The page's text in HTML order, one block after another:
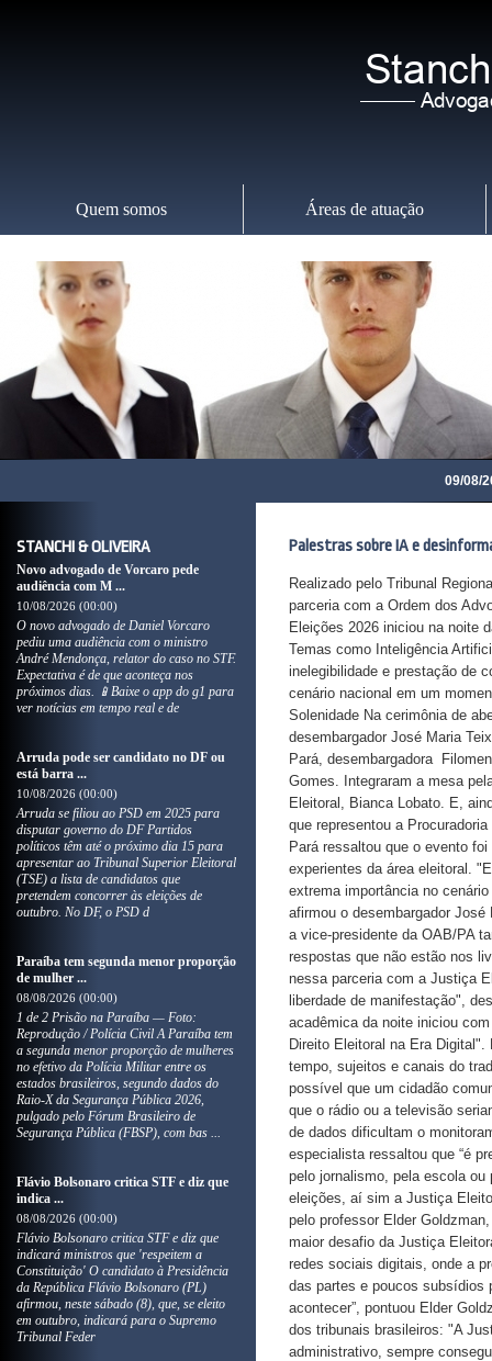
Quem somos Áreas de atuação
09/08/
STANCHI & OLIVEIRA
Novo advogado de Vorcaro pede
audiência com M ...
10/08/2026 (00:00)
O novo advogado de Daniel Vorcaro
pediu uma audiência com o ministro
André Mendonça, relator do caso no STF.
Expectativa é de que aconteça nos
próximos dias. 📱Baixe o app do g1 para
ver notícias em tempo real e de
Arruda pode ser candidato no DF ou
está barra ...
10/08/2026 (00:00)
Arruda se filiou ao PSD em 2025 para
disputar governo do DF Partidos
políticos têm até o próximo dia 15 para
apresentar ao Tribunal Superior Eleitoral
(TSE) a lista de candidatos que
pretendem concorrer às eleições de
outubro. No DF, o PSD d
Paraíba tem segunda menor proporção
de mulher ...
08/08/2026 (00:00)
1 de 2 Prisão na Paraíba — Foto:
Reprodução / Polícia Civil A Paraíba tem
a segunda menor proporção de mulheres
no efetivo da Polícia Militar entre os
estados brasileiros, segundo dados do
Raio-X da Segurança Pública 2026,
pulgado pelo Fórum Brasileiro de
Segurança Pública (FBSP), com bas ...
Flávio Bolsonaro critica STF e diz que
indica ...
08/08/2026 (00:00)
Flávio Bolsonaro critica STF e diz que
indicará ministros que 'respeitem a
Constituição' O candidato à Presidência
da República Flávio Bolsonaro (PL)
afirmou, neste sábado (8), que, se eleito
em outubro, indicará para o Supremo
Tribunal Feder
Palestras sobre IA e
Realizado pelo Tribunal
parceria com a Ordem dos
Eleições 2026 iniciou na noite
Temas como Inteligência
inelegibilidade e prestação de
cenário nacional em um
Solenidade Na cerimônia de
desembargador José Maria
Pará, desembargadora
Gomes. Integraram a mesa
Eleitoral, Bianca Lobato. E,
que representou a
Pará ressaltou que o evento
experientes da área eleitoral.
extrema importância no
afirmou o desembargador
a vice-presidente da OAB/PA
respostas que não estão nos
nessa parceria com a Justiça
liberdade de manifestação",
acadêmica da noite iniciou
Direito Eleitoral na Era
tempo, sujeitos e canais do
possível que um cidadão
que o rádio ou a televisão
de dados dificultam o
especialista ressaltou que “é
pelo jornalismo, pela escola
eleições, aí sim a Justiça
pelo professor Elder
maior desafio da Justiça
redes sociais digitais, onde a
das partes e poucos subsídios
acontecer”, pontuou Elder
dos tribunais brasileiros: "A
administrativo, sempre